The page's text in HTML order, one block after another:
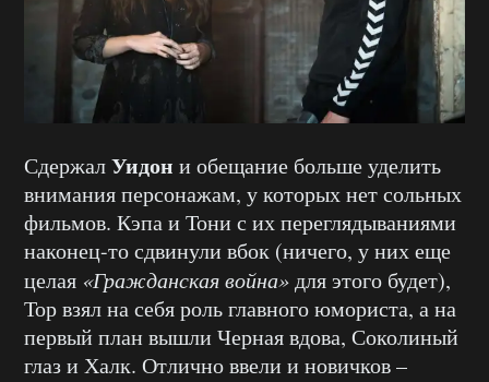
СдержалУидон и обещание больше уделить
внимания персонажам, у которых нет сольных
фильмов. Кэпа и Тони с их переглядываниями
наконец-то сдвинули вбок (ничего, у них еще
целая «Гражданская война»для этого будет),
Тор взял на себя роль главного юмориста, а на
первый план вышли Черная вдова, Соколиный
глаз и Халк. Отлично ввели и новичков –